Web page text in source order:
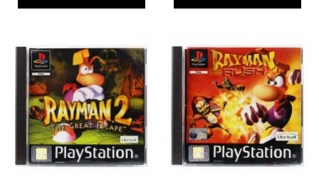
flere
varianter.
Mulighederne
kan
vælges
på
varesiden
flere
varianter.
Mulighederne
kan
vælges
på
varesiden